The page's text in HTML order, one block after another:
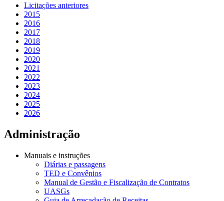
Licitações anteriores
2015
2016
2017
2018
2019
2020
2021
2022
2023
2024
2025
2026
Administração
Manuais e instruções
Diárias e passagens
TED e Convênios
Manual de Gestão e Fiscalização de Contratos
UASGs